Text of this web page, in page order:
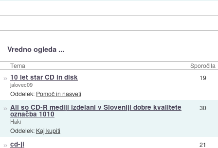
Vredno ogleda ...
Tema Sporočila
» 10 let star CD in disk
jalovec09
Oddelek: Pomoč in nasveti
19
» Ali so CD-R mediji izdelani v Sloveniji dobre kvalitete
označba 1010
Haki
Oddelek: Kaj kupiti
30
» cd-ji 21